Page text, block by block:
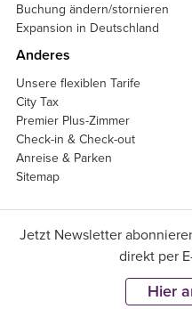
Buchung ändern/stornieren
Expansion in Deutschland
Anderes
Unsere flexiblen Tarife
City Tax
Premier Plus-Zimmer
Check-in & Check-out
Anreise & Parken
Sitemap
Jetzt Newsletter
direkt per
Hier